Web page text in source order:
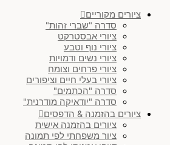
ציורים מקוריים
סדרה "שברי זהות"
ציורי אבסטרקט
ציורי נוף וטבע
ציורי נשים ודמויות
ציורי פרחים וצומח
ציורי בעלי חיים וציפורים
סדרה "הכתמים"
סדרה "יודאיקה מודרנית"
ציורים בהזמנה & הדפסים
ציורים בהזמנה אישית
ציור משפחתי לפי תמונה